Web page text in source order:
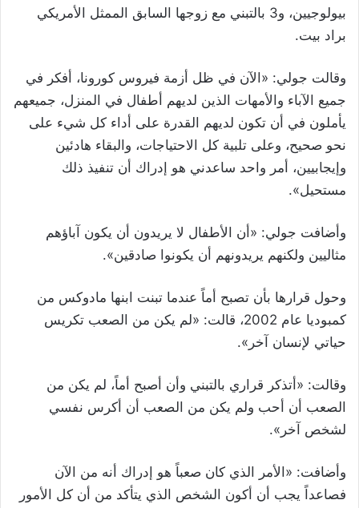
بيولوجيين، و3 بالتبني مع زوجها السابق الممثل الأمريكي
براد بيت.
وقالت جولي: «الآن في ظل أزمة فيروس كورونا، أفكر في
جميع الآباء والأمهات الذين لديهم أطفال في المنزل، جميعهم
يأملون في أن تكون لديهم القدرة على أداء كل شيء على
نحو صحيح، وعلى تلبية كل الاحتياجات، والبقاء هادئين
وإيجابيين، أمر واحد ساعدني هو إدراك أن تنفيذ ذلك
مستحيل».
وأضافت جولي: «أن الأطفال لا يريدون أن يكون آباؤهم
مثاليين ولكنهم يريدونهم أن يكونوا صادقين».
وحول قرارها بأن تصبح أماً عندما تبنت ابنها مادوكس من
كمبوديا عام 2002، قالت: «لم يكن من الصعب تكريس
حياتي لإنسان آخر».
وقالت: «أتذكر قراري بالتبني وأن أصبح أماً، لم يكن من
الصعب أن أحب ولم يكن من الصعب أن أكرس نفسي
لشخص آخر».
وأضافت: «الأمر الذي كان صعباً هو إدراك أنه من الآن
فصاعداً يجب أن أكون الشخص الذي يتأكد من أن كل الأمور